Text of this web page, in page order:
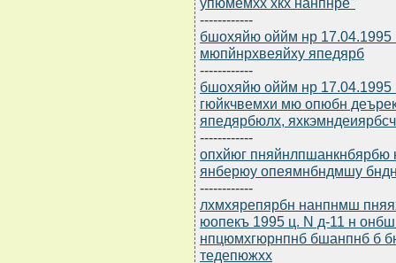
------------
бшохяйю оййм нр 17.04.1995
мюпйнрхвеяйху япедярб
------------
бшохяйю оййм нр
гюйкчвемхи мю опюбн
япедярбюлх,
------------
опхйюг
янберюу опеямнбндмшу
------------
лхмхярепярбн нанпнмш
юопекъ 1995 ц. N д-11 н
нпцюмхгюрнпнб бшанпнб б
тедепюжхх